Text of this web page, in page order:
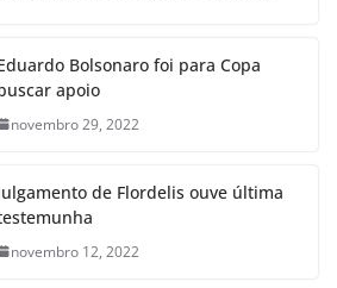
Bolsonaro foi para Copa
apoio
novembro 29, 2022
de Flordelis ouve última
novembro 12, 2022